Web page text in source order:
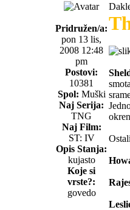
Pridružen/a:
pon 13 lis,
2008 12:48
pm
Postovi:
10381
Spol: Muški
Naj Serija:
TNG
Naj Film:
ST: IV
Opis Stanja:
kujasto
Koje si
vrste?:
govedo